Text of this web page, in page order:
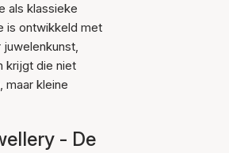
als klassieke
is ontwikkeld met
krijgt die niet
maar kleine
- De